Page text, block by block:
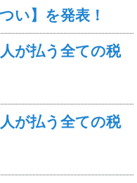
い】を発表！
が払う全ての税
が払う全ての税